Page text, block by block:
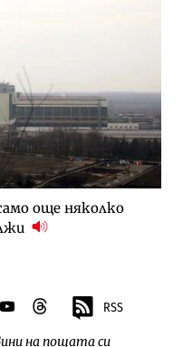
още няколко
youtubethreads RSS
на пощата си